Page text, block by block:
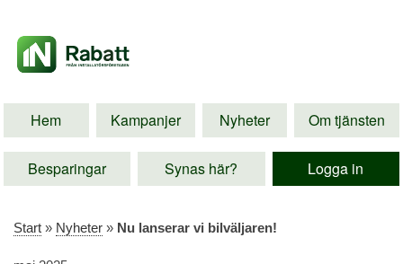
Hem Kampanjer Nyheter Om tjänsten
Besparingar Synas här? Logga in
Start » Nyheter » Nu lanserar vi bilväljaren!